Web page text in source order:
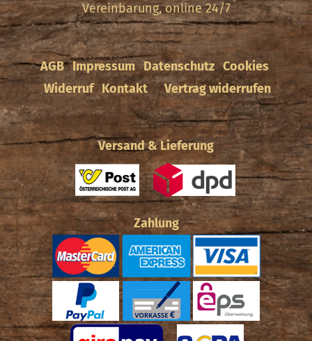
Vereinbarung, online 24/7
AGB Impressum Datenschutz Cookies
Widerruf Kontakt Vertrag widerrufen
Versand & Lieferung
Zahlung